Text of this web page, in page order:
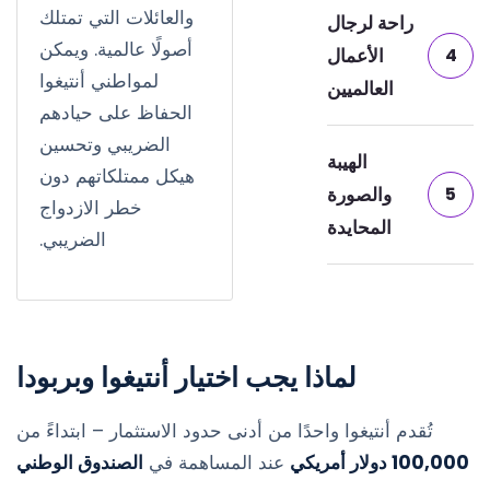
4
راحة لرجال
الأعمال
العالميين
5
الهيبة
والصورة
المحايدة
والعائلات التي تمتلك
أصولًا عالمية. ويمكن
لمواطني أنتيغوا
الحفاظ على حيادهم
الضريبي وتحسين
هيكل ممتلكاتهم دون
خطر الازدواج
الضريبي.
لماذا يجب اختيار أنتيغوا وبربودا
تُقدم أنتيغوا واحدًا من أدنى حدود الاستثمار – ابتداءً من
100,000 دولار أمريكي
عند المساهمة في الصندوق الوطني